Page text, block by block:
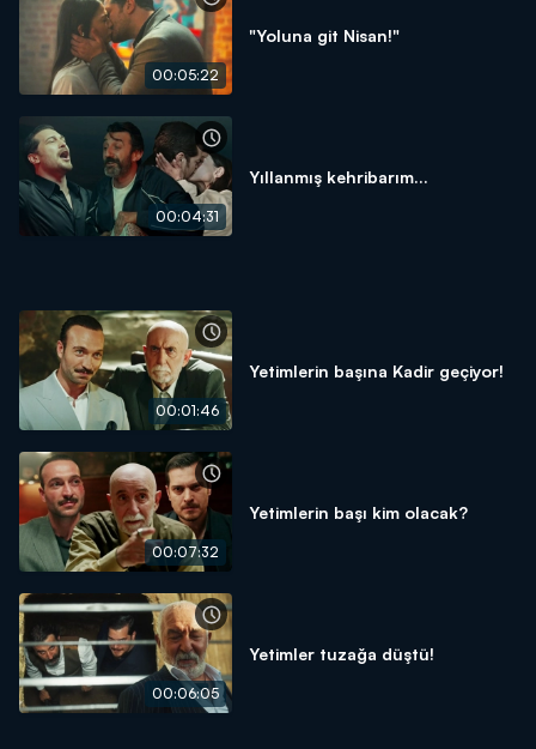
00:05:22
"Yoluna git Nisan!"
00:04:31
Yıllanmış kehribarım...
00:01:46
Yetimlerin başına Kadir geçiyor!
00:07:32
Yetimlerin başı kim olacak?
00:06:05
Yetimler tuzağa düştü!